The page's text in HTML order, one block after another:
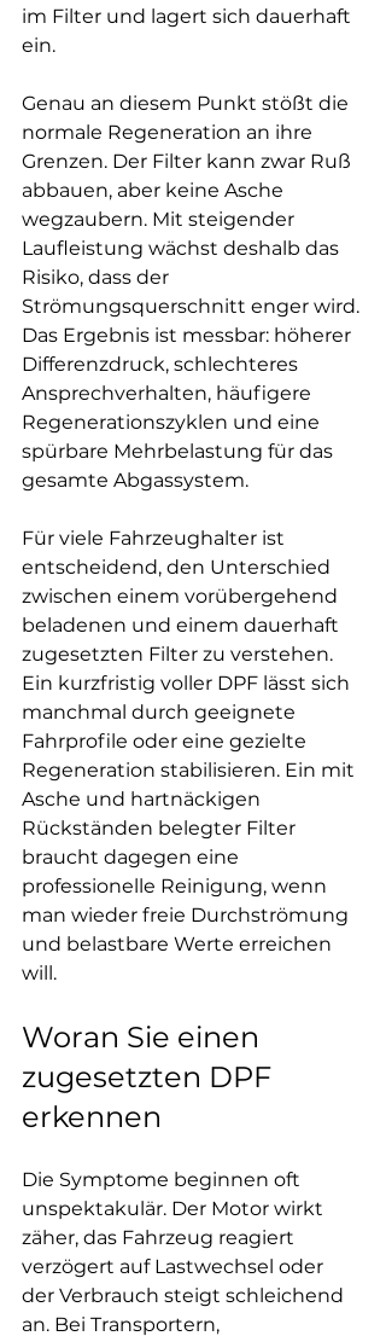
im Filter und lagert sich dauerhaft
ein.
Genau an diesem Punkt stößt die
normale Regeneration an ihre
Grenzen. Der Filter kann zwar Ruß
abbauen, aber keine Asche
wegzaubern. Mit steigender
Laufleistung wächst deshalb das
Risiko, dass der
Strömungsquerschnitt enger wird.
Das Ergebnis ist messbar: höherer
Differenzdruck, schlechteres
Ansprechverhalten, häufigere
Regenerationszyklen und eine
spürbare Mehrbelastung für das
gesamte Abgassystem.
Für viele Fahrzeughalter ist
entscheidend, den Unterschied
zwischen einem vorübergehend
beladenen und einem dauerhaft
zugesetzten Filter zu verstehen.
Ein kurzfristig voller DPF lässt sich
manchmal durch geeignete
Fahrprofile oder eine gezielte
Regeneration stabilisieren. Ein mit
Asche und hartnäckigen
Rückständen belegter Filter
braucht dagegen eine
professionelle Reinigung, wenn
man wieder freie Durchströmung
und belastbare Werte erreichen
will.
Woran Sie einen
zugesetzten DPF
erkennen
Die Symptome beginnen oft
unspektakulär. Der Motor wirkt
zäher, das Fahrzeug reagiert
verzögert auf Lastwechsel oder
der Verbrauch steigt schleichend
an. Bei Transportern,